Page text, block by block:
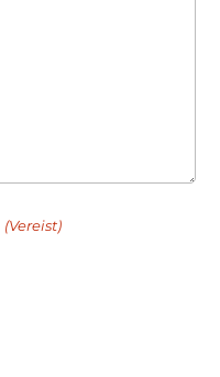
(Vereist)